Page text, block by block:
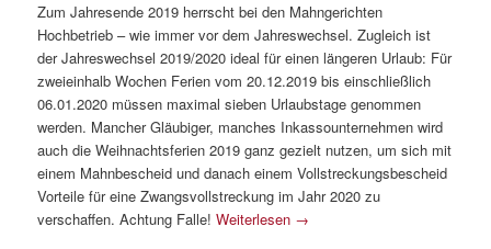
Zum Jahresende 2019 herrscht bei den Mahngerichten
Hochbetrieb – wie immer vor dem Jahreswechsel. Zugleich ist
der Jahreswechsel 2019/2020 ideal für einen längeren Urlaub: Für
zweieinhalb Wochen Ferien vom 20.12.2019 bis einschließlich
06.01.2020 müssen maximal sieben Urlaubstage genommen
werden. Mancher Gläubiger, manches Inkassounternehmen wird
auch die Weihnachtsferien 2019 ganz gezielt nutzen, um sich mit
einem Mahnbescheid und danach einem Vollstreckungsbescheid
Vorteile für eine Zwangsvollstreckung im Jahr 2020 zu
verschaffen. Achtung Falle!Weiterlesen →